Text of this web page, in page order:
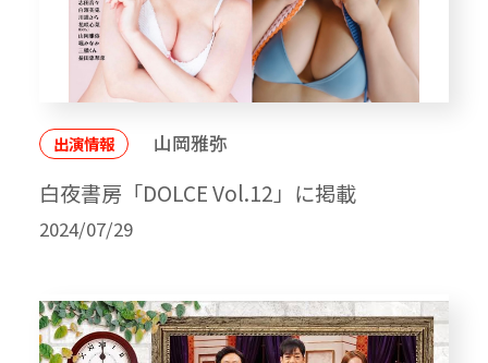
出演情報 山岡雅弥
白夜書房「DOLCE Vol.12」に掲載
2024/07/29